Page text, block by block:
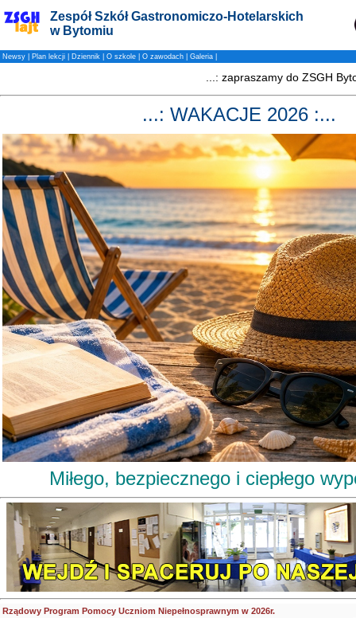
Zespół Szkół Gastronomiczo-Hotelarskich
w Bytomiu
Newsy Plan lekcji Dziennik O szkole O zawodach Galeria
...: WAKACJE 2026 :...
Miłego, bezpiecznego i ciepłego
Rządowy Program Pomocy Uczniom Niepełnosprawnym w 2026r.